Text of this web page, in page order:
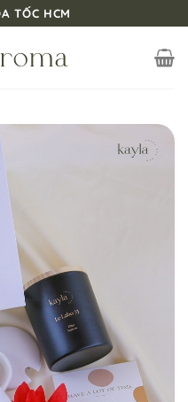
TỐC HCM